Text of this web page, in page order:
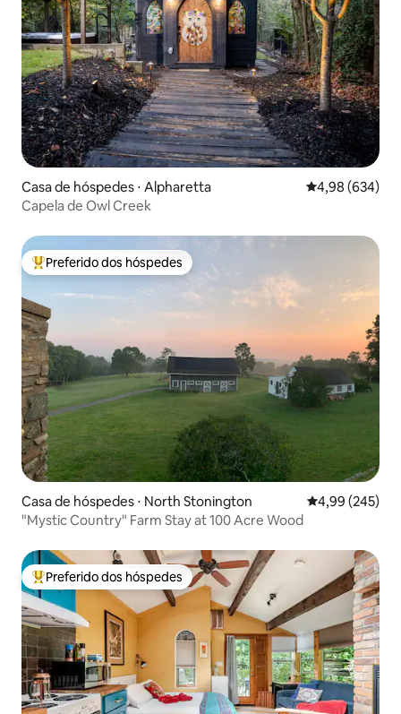
Casa de hóspedes ⋅ Alpharetta 4,98 de uma
4,98 (634)
Capela de Owl Creek
Entre os melhores preferidos dos hóspedes
Preferido dos hóspedes
Casa de hóspedes ⋅ North Stonington 4,99 de uma
4,99 (245)
"Mystic Country" Farm Stay at 100 Acre Wood
Entre os melhores preferidos dos hóspedes
Preferido dos hóspedes